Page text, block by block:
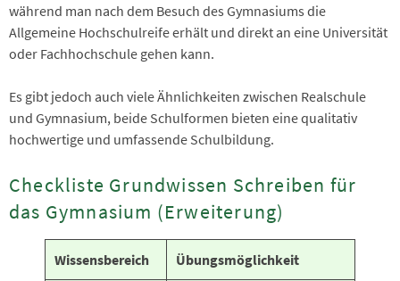
während man nach dem Besuch des Gymnasiums die
Allgemeine Hochschulreife erhält und direkt an eine Universität
oder Fachhochschule gehen kann.
Es gibt jedoch auch viele Ähnlichkeiten zwischen Realschule
und Gymnasium, beide Schulformen bieten eine qualitativ
hochwertige und umfassende Schulbildung.
Checkliste Grundwissen Schreiben für
das Gymnasium (Erweiterung)
Wissensbereich Übungsmöglichkeit